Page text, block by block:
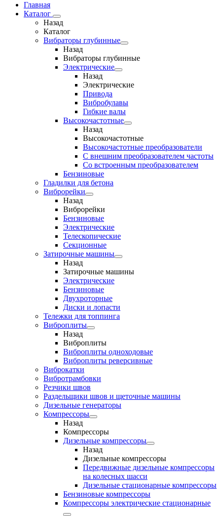
Главная
Каталог
Назад
Каталог
Вибраторы глубинные
Назад
Вибраторы глубинные
Электрические
Назад
Электрические
Привода
Вибробулавы
Гибкие валы
Высокочастотные
Назад
Высокочастотные
Высокочастотные преобразователи
С внешним преобразователем частоты
Cо встроенным преобразователем
Бензиновые
Гладилки для бетона
Виброрейки
Назад
Виброрейки
Бензиновые
Электрические
Телескопические
Секционные
Затирочные машины
Назад
Затирочные машины
Электрические
Бензиновые
Двухроторные
Диски и лопасти
Тележки для топпинга
Виброплиты
Назад
Виброплиты
Виброплиты одноходовые
Виброплиты реверсивные
Виброкатки
Вибротрамбовки
Резчики швов
Раздельщики швов и щеточные машины
Дизельные генераторы
Компрессоры
Назад
Компрессоры
Дизельные компрессоры
Назад
Дизельные компрессоры
Передвижные дизельные компрессоры
на колесных шасси
Дизельные стационарные компрессоры
Бензиновые компрессоры
Компрессоры электрические стационарные